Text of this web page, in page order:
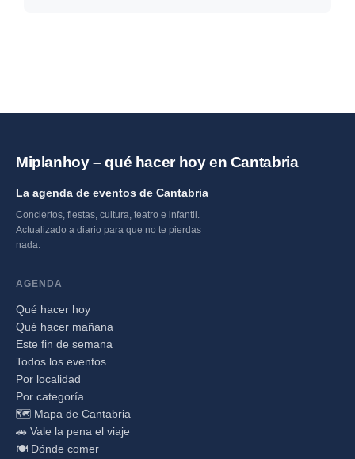
Miplanhoy – qué hacer hoy en Cantabria
La agenda de eventos de Cantabria
Conciertos, fiestas, cultura, teatro e infantil.
Actualizado a diario para que no te pierdas
nada.
AGENDA
Qué hacer hoy
Qué hacer mañana
Este fin de semana
Todos los eventos
Por localidad
Por categoría
🗺️ Mapa de Cantabria
🚗 Vale la pena el viaje
🍽️ Dónde comer